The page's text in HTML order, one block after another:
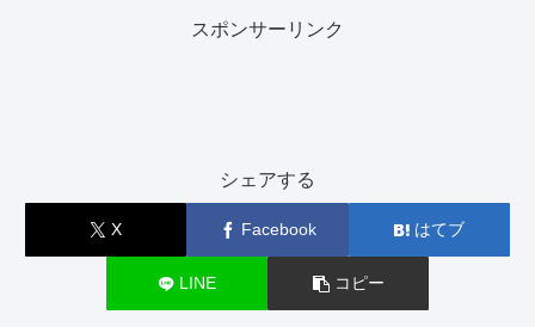
スポンサーリンク
シェアする
X Facebook はてブ
LINE コピー